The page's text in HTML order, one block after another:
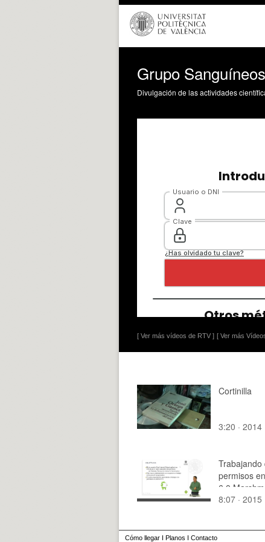
Grupo Sanguíneos
Divulgación de las actividades
[ Ver más vídeos de RTV ] [ Ver más
Cortinilla
3:20 · 2014
Trabajando
permisos
6.0
8:07 · 2015
Cómo llegar I Planos I Contacto